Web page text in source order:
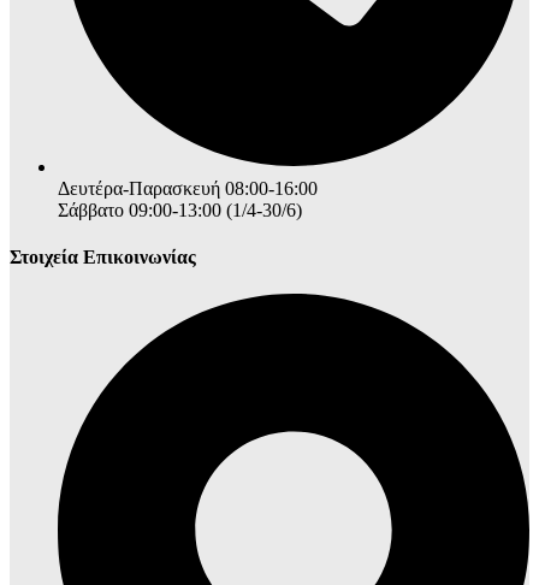
Δευτέρα-Παρασκευή 08:00-16:00
Σάββατο 09:00-13:00 (1/4-30/6)
Στοιχεία Επικοινωνίας